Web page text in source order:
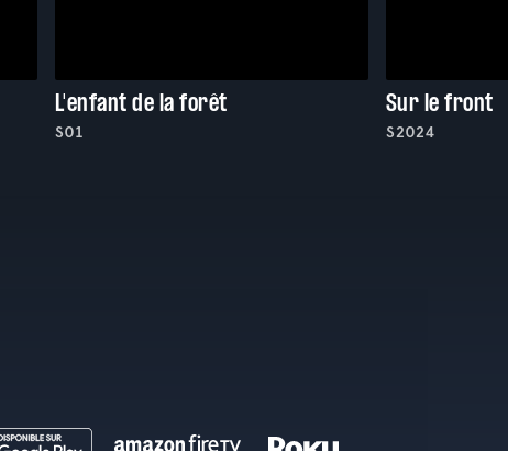
L'enfant de la forêt
S01
Sur le front
S2024